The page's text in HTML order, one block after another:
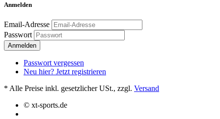
Anmelden
Email-Adresse
Passwort
Passwort vergessen
Neu hier? Jetzt registrieren
* Alle Preise inkl. gesetzlicher USt., zzgl. Versand
© xt-sports.de